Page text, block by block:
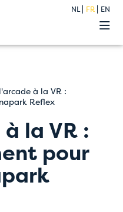
NL FR EN
Contact
à la VR :
Reflex
la VR :
pour